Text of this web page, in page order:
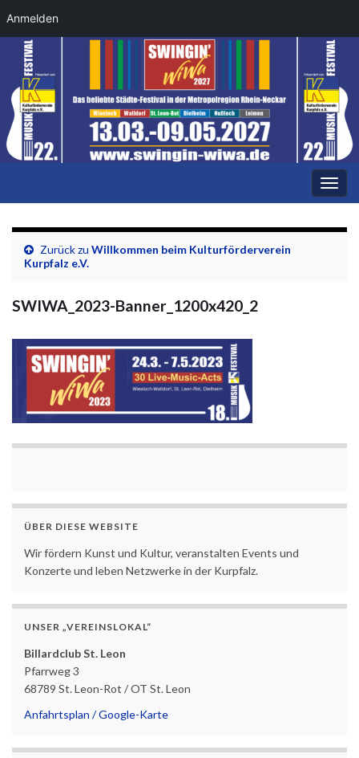
Anmelden
Zurück zu Willkommen beim Kulturförderverein
Kurpfalz e.V.
SWIWA_2023-Banner_1200x420_2
ÜBER DIESE WEBSITE
Wir fördern Kunst und Kultur, veranstalten Events und
Konzerte und leben Netzwerke in der Kurpfalz.
UNSER „VEREINSLOKAL“
Billardclub St. Leon
Pfarrweg 3
68789 St. Leon-Rot / OT St. Leon
Anfahrtsplan / Google-Karte